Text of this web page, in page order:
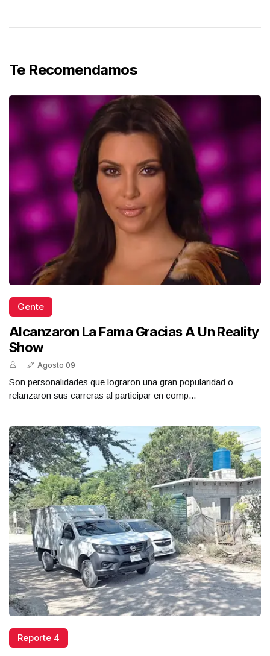
Te Recomendamos
Gente
Alcanzaron La Fama Gracias A Un Reality
Show
Agosto 09
Son personalidades que lograron una gran popularidad o
relanzaron sus carreras al participar en comp...
Reporte 4